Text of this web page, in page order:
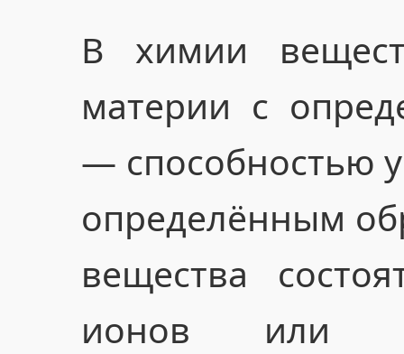
В химии
материи с
— способностью
определённым
вещества
ионов или